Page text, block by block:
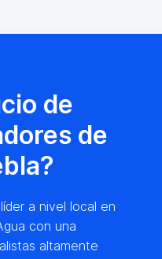
de
de
a nivel local en
con una
altamente